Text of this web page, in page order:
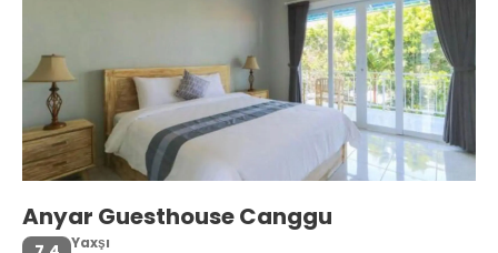
Anyar Guesthouse Canggu
Yaxşı